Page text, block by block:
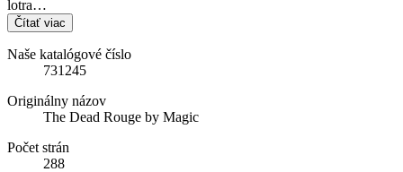
lotra…
Čítať viac
Naše katalógové číslo
731245
Originálny názov
The Dead Rouge by Magic
Počet strán
288